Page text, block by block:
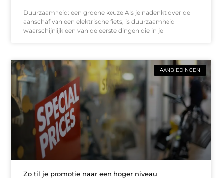
Duurzaamheid: een groene keuze Als je nadenkt over de
aanschaf van een elektrische fiets, is duurzaamheid
waarschijnlijk een van de eerste dingen die in je
AANBIEDINGEN
Zo til je promotie naar een hoger niveau